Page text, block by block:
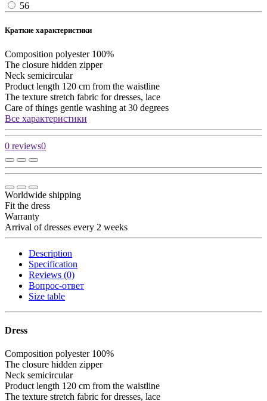
56
Краткие характеристики
Composition polyester 100%
The closure hidden zipper
Neck semicircular
Product length 120 cm from the waistline
The texture stretch fabric for dresses, lace
Care of things gentle washing at 30 degrees
Все характеристики
0 reviews0
Worldwide shipping
Fit the dress
Warranty
Arrival of dresses every 2 weeks
Description
Specification
Reviews (0)
Вопрос-ответ
Size table
Dress
Composition polyester 100%
The closure hidden zipper
Neck semicircular
Product length 120 cm from the waistline
The texture stretch fabric for dresses, lace